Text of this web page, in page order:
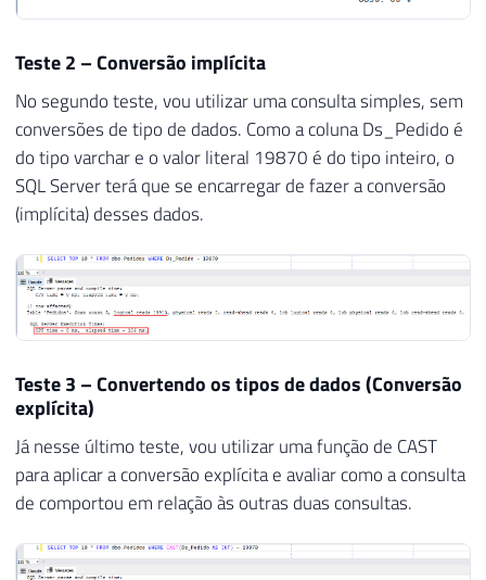
Teste 2 – Conversão implícita
No segundo teste, vou utilizar uma consulta simples, sem
conversões de tipo de dados. Como a coluna Ds_Pedido é
do tipo varchar e o valor literal 19870 é do tipo inteiro, o
SQL Server terá que se encarregar de fazer a conversão
(implícita) desses dados.
Teste 3 – Convertendo os tipos de dados (Conversão
explícita)
Já nesse último teste, vou utilizar uma função de CAST
para aplicar a conversão explícita e avaliar como a consulta
de comportou em relação às outras duas consultas.